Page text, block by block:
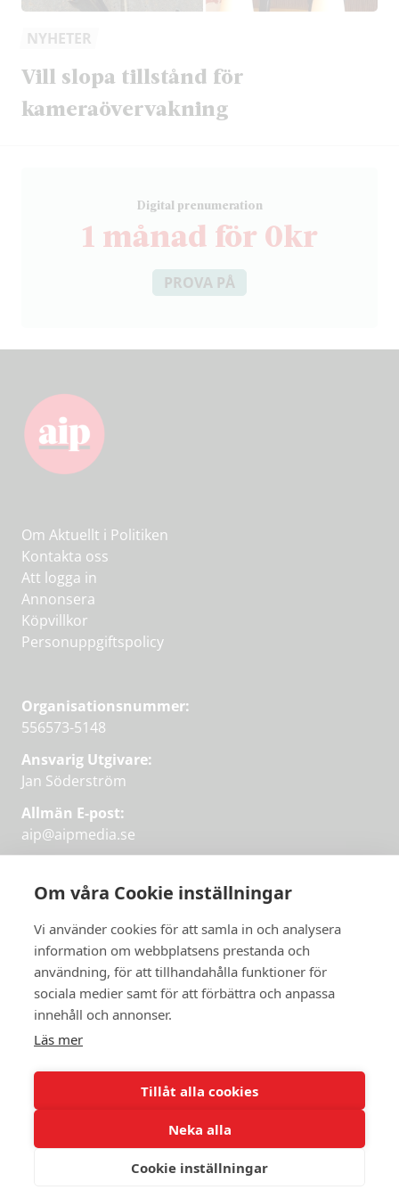
Om våra Cookie inställningar
Vi använder cookies för att samla in och analysera
information om webbplatsens prestanda och
användning, för att tillhandahålla funktioner för
sociala medier samt för att förbättra och anpassa
innehåll och annonser.
Läs mer
Tillåt alla cookies
Neka alla
Cookie inställningar
Få veckans bästa
artiklar i mejlen
varje vecka om våra mest intressanta
JAG VILL HA NYHETSBREV
NYHETER
Vill slopa tillstånd för
kameraövervakning
Digital prenumeration
1 månad för 0kr
PROVA PÅ
Om Aktuellt i Politiken
Kontakta oss
Att logga in
Annonsera
Köpvillkor
Personuppgiftspolicy
Organisationsnummer:
556573-5148
Ansvarig Utgivare:
Jan Söderström
Allmän E-post:
aip@aipmedia.se
aip@flowyinfo.seeller 08-1210 60 40.
Instagram
LinkedIn
Twitter
Facebook
Få veckans bästa
artiklar på mejlen
PRENUMERERA
© 2026 Aktuellt i Politiken.